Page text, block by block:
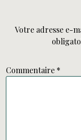
Votre adresse e-
Commentaire *